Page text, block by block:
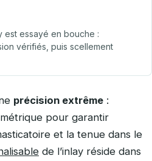
est essayé en bouche :
vérifiés, puis scellement
précision extrême :
pour garantir
et la tenue dans le
de l’inlay réside dans